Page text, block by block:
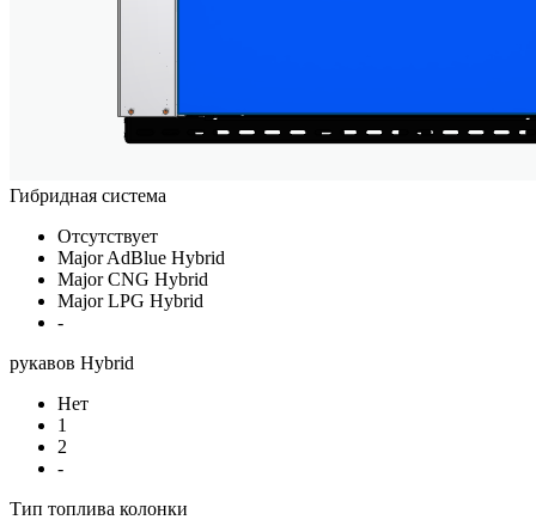
Гибридная система
Отсутствует
Major AdBlue Hybrid
Major CNG Hybrid
Major LPG Hybrid
-
рукавов Hybrid
Нет
1
2
-
Тип топлива колонки